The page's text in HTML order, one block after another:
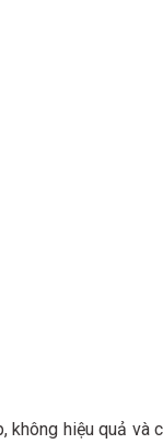
không hiệu quả và